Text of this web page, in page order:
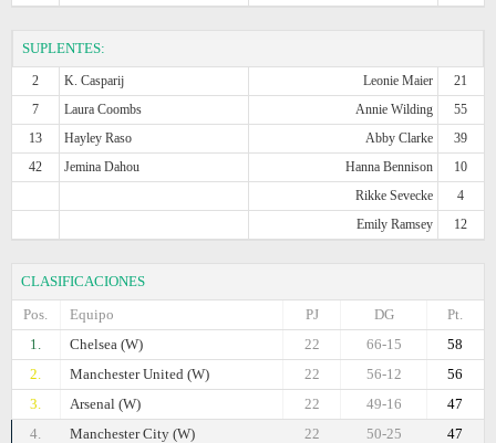
SUPLENTES:
2 K. Casparij Leonie Maier
21
7
Laura Coombs Annie Wilding
55
13
Hayley Raso Abby Clarke
39
42
Jemina Dahou Hanna Bennison
10
Rikke Sevecke
4
Emily Ramsey
12
CLASIFICACIONES
Pos.
Equipo Pt.
DG
PJ
1.
Chelsea (W) 58
66-15
22
2.
Manchester United (W) 56
56-12
22
3.
Arsenal (W) 47
49-16
22
4.
Manchester City (W) 47
50-25
22